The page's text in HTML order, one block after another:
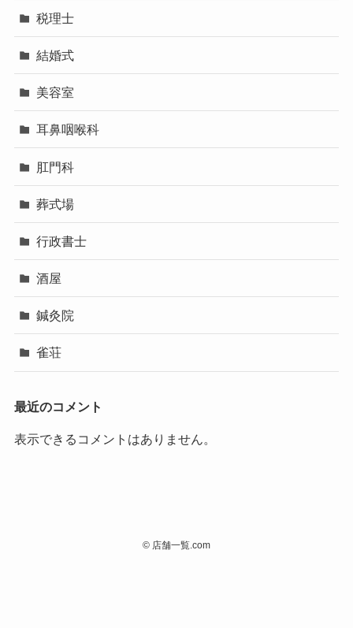
税理士
結婚式
美容室
耳鼻咽喉科
肛門科
葬式場
行政書士
酒屋
鍼灸院
雀荘
最近のコメント
表示できるコメントはありません。
© 店舗一覧.com